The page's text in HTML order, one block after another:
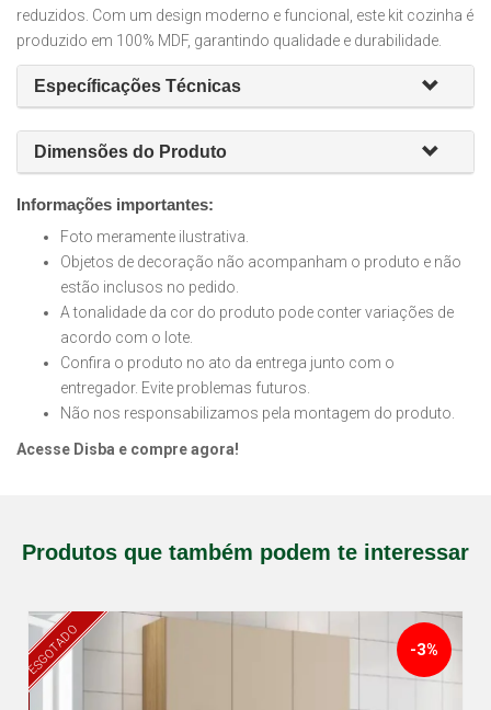
reduzidos. Com um design moderno e funcional, este kit cozinha é
produzido em 100% MDF, garantindo qualidade e durabilidade.
Específicações Técnicas
Dimensões do Produto
Informações importantes:
Foto meramente ilustrativa.
Objetos de decoração não acompanham o produto e não
estão inclusos no pedido.
A tonalidade da cor do produto pode conter variações de
acordo com o lote.
Confira o produto no ato da entrega junto com o
entregador. Evite problemas futuros.
Não nos responsabilizamos pela montagem do produto.
Acesse Disba e compre agora!
Produtos que também podem te interessar
ESGOTADO -3%